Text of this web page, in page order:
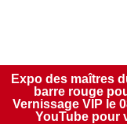
Expo des maîtres
barre rouge
Vernissage VIP le
YouTube pour